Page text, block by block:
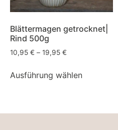
Blättermagen getrocknet|
Rind 500g
10,95 € – 19,95 €
Ausführung wählen